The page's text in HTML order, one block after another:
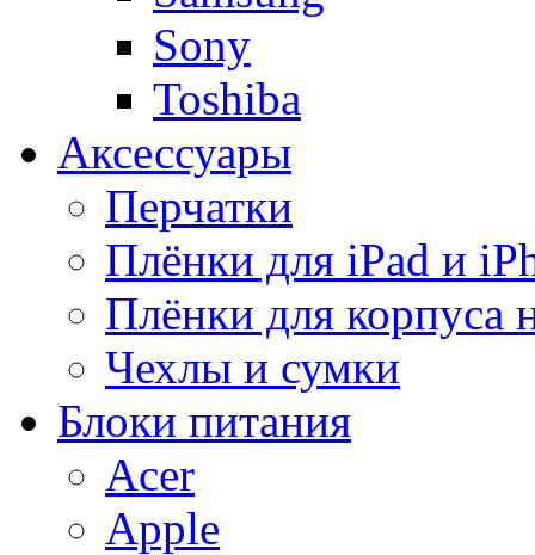
Sony
Toshiba
Аксессуары
Перчатки
Плёнки для iPad и
Плёнки для корпуса
Чехлы и сумки
Блоки питания
Acer
Apple